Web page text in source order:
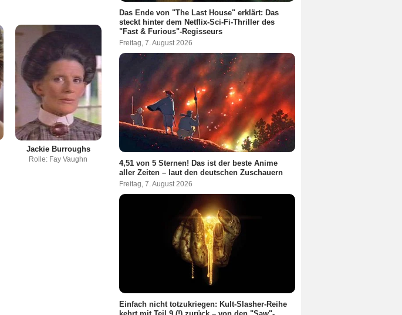
Jackie Burroughs
Rolle: Fay Vaughn
Das Ende von "The Last House" erklärt: Das
steckt hinter dem Netflix-Sci-Fi-Thriller des
"Fast & Furious"-Regisseurs
Freitag, 7. August 2026
4,51 von 5 Sternen! Das ist der beste Anime
aller Zeiten – laut den deutschen Zuschauern
Freitag, 7. August 2026
Einfach nicht totzukriegen: Kult-Slasher-Reihe